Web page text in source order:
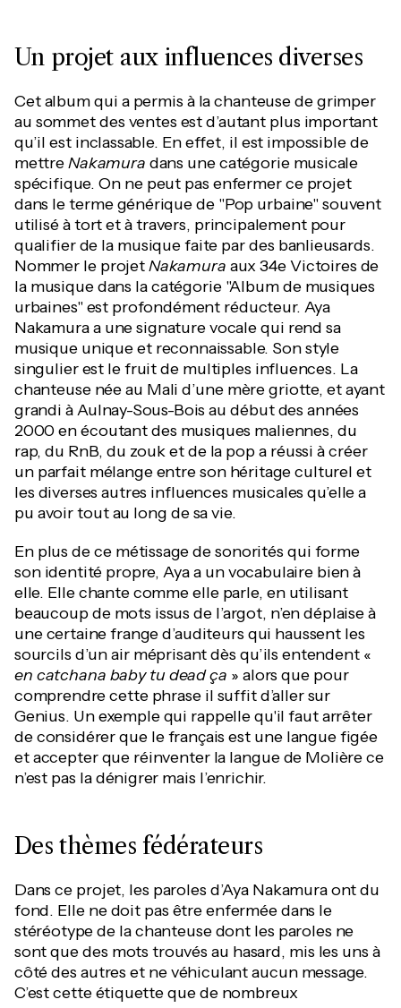
Un projet aux influences diverses
Cet album qui a permis à la chanteuse de grimper
au sommet des ventes est d’autant plus important
qu’il est inclassable. En effet, il est impossible de
mettreNakamura dans une catégorie musicale
spécifique. On ne peut pas enfermer ce projet
dans le terme générique de "Pop urbaine" souvent
utilisé à tort et à travers, principalement pour
qualifier de la musique faite par des banlieusards.
Nommer le projetNakamura aux 34e Victoires de
la musique dans la catégorie "Album de musiques
urbaines" est profondément réducteur. Aya
Nakamura a une signature vocale qui rend sa
musique unique et reconnaissable. Son style
singulier est le fruit de multiples influences. La
chanteuse née au Mali d’une mère griotte, et ayant
grandi à Aulnay-Sous-Bois au début des années
2000 en écoutant des musiques maliennes, du
rap, du RnB, du zouk et de la pop a réussi à créer
un parfait mélange entre son héritage culturel et
les diverses autres influences musicales qu’elle a
pu avoir tout au long de sa vie.
En plus de ce métissage de sonorités qui forme
son identité propre, Aya a un vocabulaire bien à
elle. Elle chante comme elle parle, en utilisant
beaucoup de mots issus de l’argot, n’en déplaise à
une certaine frange d’auditeurs qui haussent les
sourcils d’un air méprisant dès qu’ils entendent «
en catchana baby tu dead ça » alors que pour
comprendre cette phrase il suffit d’aller sur
Genius. Un exemple qui rappelle qu'il faut arrêter
de considérer que le français est une langue figée
et accepter que réinventer la langue de Molière ce
n’est pas la dénigrer mais l’enrichir.
Des thèmes fédérateurs
Dans ce projet, les paroles d’Aya Nakamura ont du
fond. Elle ne doit pas être enfermée dans le
stéréotype de la chanteuse dont les paroles ne
sont que des mots trouvés au hasard, mis les uns à
côté des autres et ne véhiculant aucun message.
C’est cette étiquette que de nombreux